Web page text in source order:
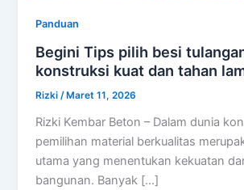
Panduan
Begini Tips pilih besi
konstruksi kuat dan tahan
Rizki/Maret 11, 2026
Rizki Kembar Beton – Dalam dunia
pemilihan material berkualitas
utama yang menentukan kekuatan
bangunan. Banyak […]